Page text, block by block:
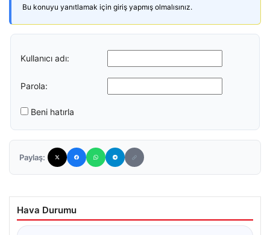
Bu konuyu yanıtlamak için giriş yapmış olmalısınız.
Kullanıcı adı:
Parola:
Beni hatırla
Paylaş:
Hava Durumu